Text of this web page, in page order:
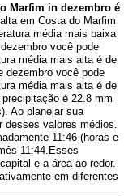
Marfim in dezembro é
em Costa do Marfim
média mais baixa
você pode
média mais alta é de
você pode
média mais alta é de
é 22.8 mm
). Ao planejar sua
valores médios.
11:46 (horas e
11:44.Esses
e a área ao redor.
em diferentes